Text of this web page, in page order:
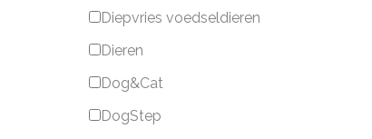
Diepvries voedseldieren
Dieren
Dog&Cat
DogStep